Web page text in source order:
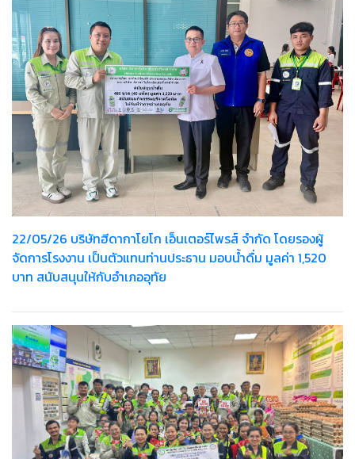
22/05/26 บริษัทฮีดากาโยโก เอ็นเตอร์ไพรส์ จำกัด โดยรองผู้
จัดการโรงงาน เป็นตัวแทนท่านประธาน มอบน้ำดื่ม มูลค่า 1,520
บาท สนับสนุนให้กับอำเภออุทัย